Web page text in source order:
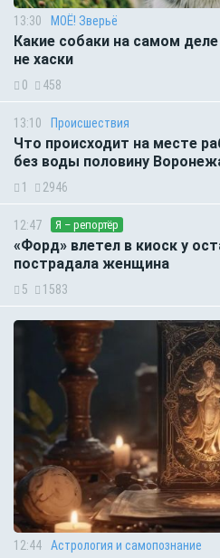
13:30 МОЁ! Зверьё
Какие собаки на самом
не хаски
0 458
13:10 Происшествия
Что происходит на месте
без воды половину
1 2946
12:47 Я – репортёр
«Форд» влетел в киоск у
пострадала женщина
5 1583
12:44 Астрология и самопознание